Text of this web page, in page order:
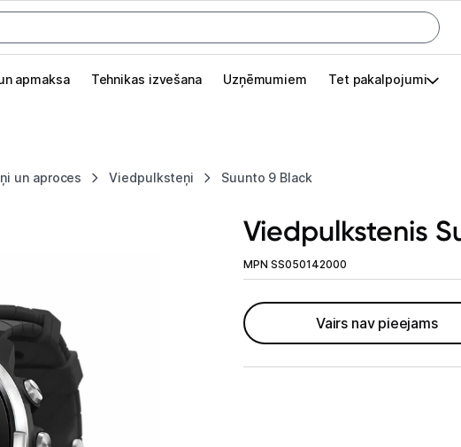
apmaksa Tehnikas izvešana Uzņēmumiem Tet pakalpojumi
un aproces Viedpulksteņi Suunto 9 Black
Pieslēgties
Izvēlies kāroto ierīci izdevīgāk!
Viedpulkstenis
MPN SS050142000
Vairs nav pieejams